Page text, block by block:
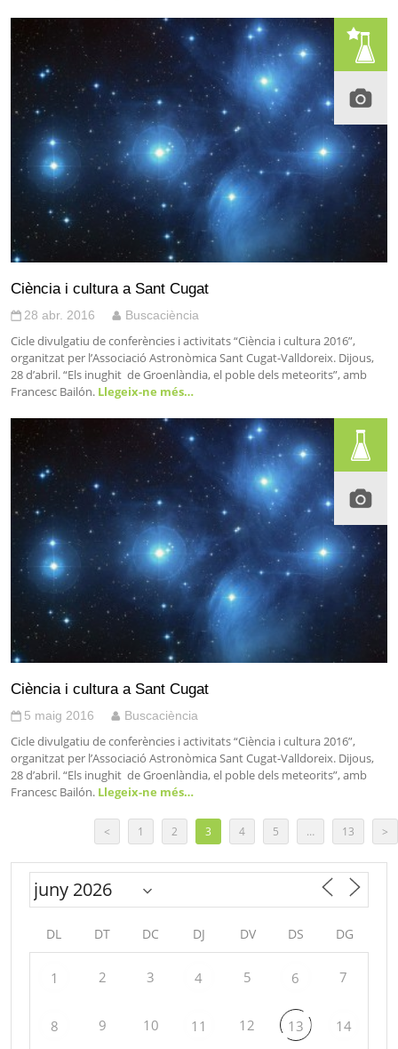
Ciència i cultura a Sant Cugat
28 abr. 2016 Buscaciència
Cicle divulgatiu de conferències i activitats “Ciència i cultura 2016”,
organitzat per l’Associació Astronòmica Sant Cugat-Valldoreix. Dijous,
28 d’abril. “Els inughit de Groenlàndia, el poble dels meteorits”, amb
Francesc Bailón. Llegeix-ne més…
Ciència i cultura a Sant Cugat
5 maig 2016 Buscaciència
Cicle divulgatiu de conferències i activitats “Ciència i cultura 2016”,
organitzat per l’Associació Astronòmica Sant Cugat-Valldoreix. Dijous,
28 d’abril. “Els inughit de Groenlàndia, el poble dels meteorits”, amb
Francesc Bailón. Llegeix-ne més…
< 1 2 3 4 5 … 13 >
DL DT DC DJ DV DS DG
1 2 3 4 5 6 7
8 9 10 11 12 13 14